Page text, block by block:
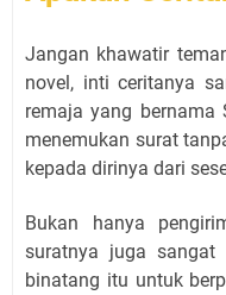
Jangan khawatir
novel, inti ceritanya
remaja yang bernama
menemukan surat
kepada dirinya dari
Bukan hanya
suratnya juga sangat
binatang itu untuk